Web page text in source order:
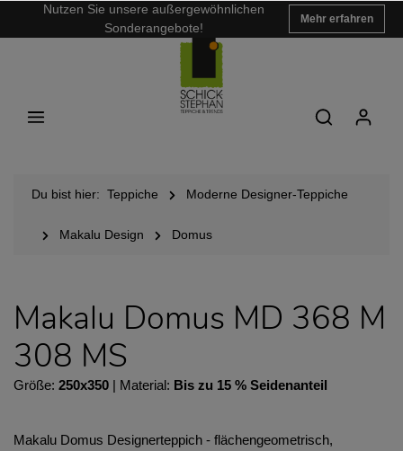
Nutzen Sie unsere außergewöhnlichen
Sonderangebote!
Mehr erfahren
Du bist hier: Teppiche Moderne Designer-Teppiche
Makalu Design Domus
Makalu Domus MD 368 M
308 MS
Größe: 250x350 | Material: Bis zu 15 % Seidenanteil
Makalu Domus Designerteppich - flächengeometrisch,